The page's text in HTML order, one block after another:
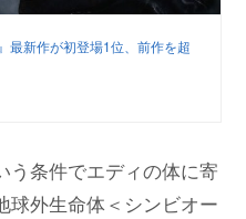
最新作が初登場1位、前作を超
う条件でエディの体に寄
球外生命体＜シンビオー